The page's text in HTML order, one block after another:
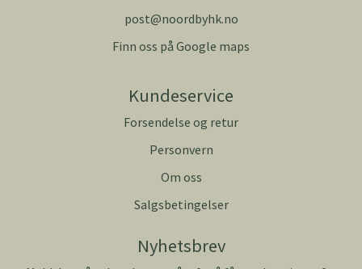
post@noordbyhk.no
Finn oss på Google maps
Kundeservice
Forsendelse og retur
Personvern
Om oss
Salgsbetingelser
Nyhetsbrev